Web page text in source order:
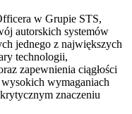
w Grupie STS,
autorskich systemów
jednego z największych
technologii,
zapewnienia ciągłości
wymaganiach
znaczeniu